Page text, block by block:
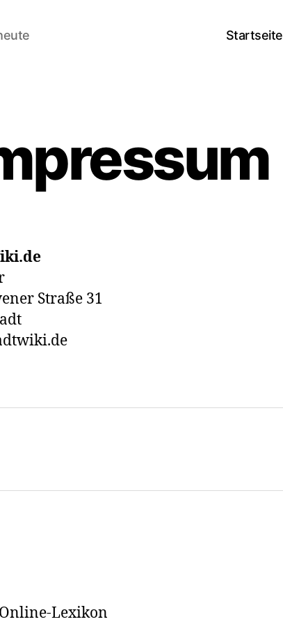
Startseite
Straße 31
Lexikon